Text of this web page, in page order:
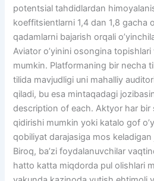
potentsial tahdidlardan
koeffitsientlarni 1,4 dan 1,8 gacha
qadamlarni bajarish orqali
Aviator o’yinini osongina
mumkin. Platformaning bir necha
tilida mavjudligi uni mahalliy
qiladi, bu esa mintaqadagi
description of each. Aktyor har bir
qidirishi mumkin yoki katalo gof
qobiliyat darajasiga mos
Biroq, ba’zi foydalanuvchilar
hatto katta miqdorda pul olishlari